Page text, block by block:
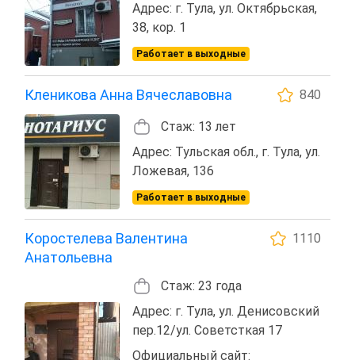
Адрес: г. Тула, ул. Октябрьская,
38, кор. 1
Работает в выходные
Кленикова Анна Вячеславовна 840
Стаж: 13 лет
Адрес: Тульская обл., г. Тула, ул.
Ложевая, 136
Работает в выходные
Коростелева Валентина
Анатольевна
1110
Стаж: 23 года
Адрес: г. Тула, ул. Денисовский
пер.12/ул. Советсткая 17
Официальный сайт: